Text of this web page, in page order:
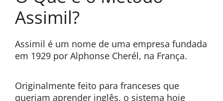
Assimil?
Assimil é um nome de uma empresa fundada
em 1929 por Alphonse Cherél, na França.
Originalmente feito para franceses que
queriam aprender inglês, o sistema hoje